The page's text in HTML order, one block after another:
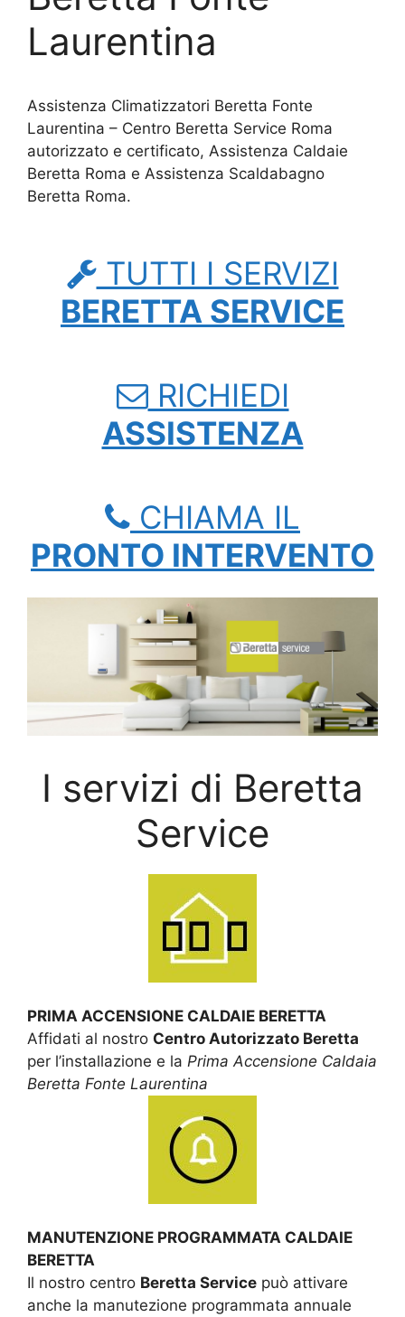
Laurentina
Assistenza Climatizzatori Beretta Fonte
Laurentina – Centro Beretta Service Roma
autorizzato e certificato, Assistenza Caldaie
Beretta Roma e Assistenza Scaldabagno
Beretta Roma.
TUTTI I SERVIZI
BERETTA SERVICE
RICHIEDI
ASSISTENZA
CHIAMA IL
PRONTO INTERVENTO
I servizi di Beretta
Service
PRIMA ACCENSIONE CALDAIE BERETTA
Affidati al nostro Centro Autorizzato Beretta
per l’installazione e la Prima Accensione Caldaia
Beretta Fonte Laurentina
MANUTENZIONE PROGRAMMATA CALDAIE
BERETTA
Il nostro centro Beretta Service può attivare
anche la manutezione programmata annuale